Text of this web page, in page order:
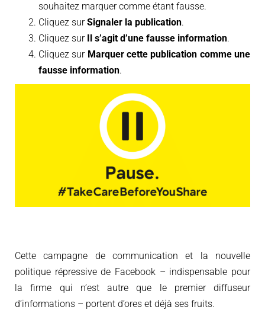
souhaitez marquer comme étant fausse.
Cliquez surSignaler la publication.
Cliquez sur
Il s’agit d’une fausse information.
Cliquez sur Marquer cette publication comme une
fausse information.
Cette campagne de communication et la nouvelle
politique répressive de Facebook – indispensable pour
la firme qui n’est autre que le premier diffuseur
d’informations – portent d’ores et déjà ses fruits.